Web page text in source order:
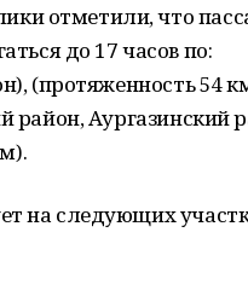
отметили, что
до 17 часов по:
(протяженность 54
район, Аургазинский
на следующих